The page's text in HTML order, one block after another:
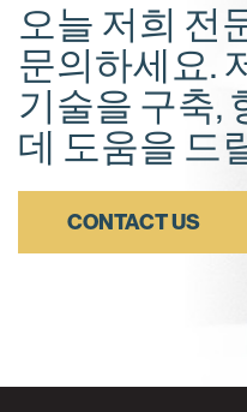
오늘 저희 전
문의하세요.
기술을 구축,
데 도움을 드
CONTACT US